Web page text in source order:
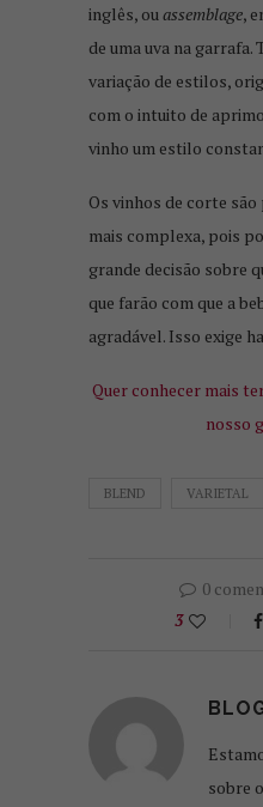
inglês, ou assemblage,
de uma uva na
variação de estilos,
com o intuito de
vinho um estilo
Os vinhos de corte
mais complexa, pois
grande decisão sobre
que farão com que a
agradável. Isso exige
Quer conhecer mais
nosso
BLEND VARIETAL
0
3
sobre